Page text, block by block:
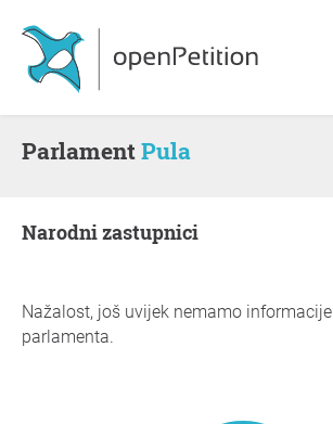
ParlamentPula
Narodni zastupnici
Nažalost, još uvijek nemamo
parlamenta.